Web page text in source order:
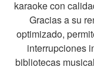
karaoke con
Gracias a su
optimizado,
interrupciones
bibliotecas